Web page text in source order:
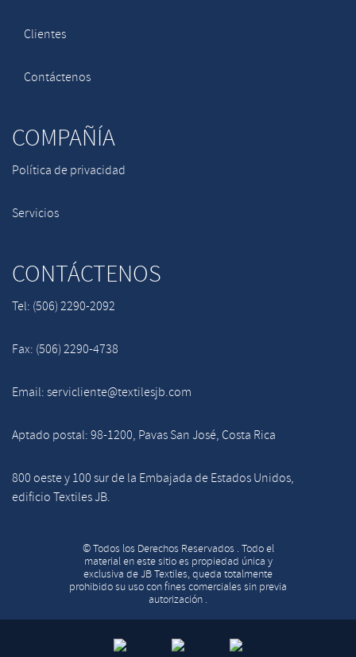
Clientes
Contáctenos
COMPAÑÍA
Política de privacidad
Servicios
CONTÁCTENOS
Tel: (506) 2290-2092
Fax: (506) 2290-4738
Email: servicliente@textilesjb.com
Aptado postal: 98-1200, Pavas San José, Costa Rica
800 oeste y 100 sur de la Embajada de Estados Unidos,
edificio Textiles JB.
© Todos los Derechos Reservados . Todo el
material en este sitio es propiedad única y
exclusiva de JB Textiles, queda totalmente
prohibido su uso con fines comerciales sin previa
autorización .